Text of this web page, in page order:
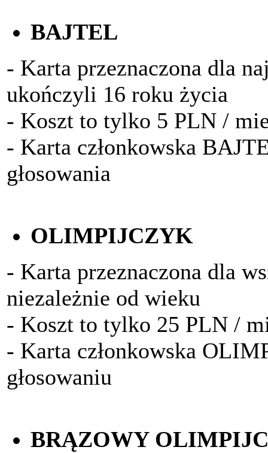
BAJTEL
- Karta przeznaczona dla
ukończyli 16 roku życia
- Koszt to tylko 5 PLN /
- Karta członkowska
głosowania
OLIMPIJCZYK
- Karta przeznaczona dla
niezależnie od wieku
- Koszt to tylko 25 PLN /
- Karta członkowska
głosowaniu
BRĄZOWY